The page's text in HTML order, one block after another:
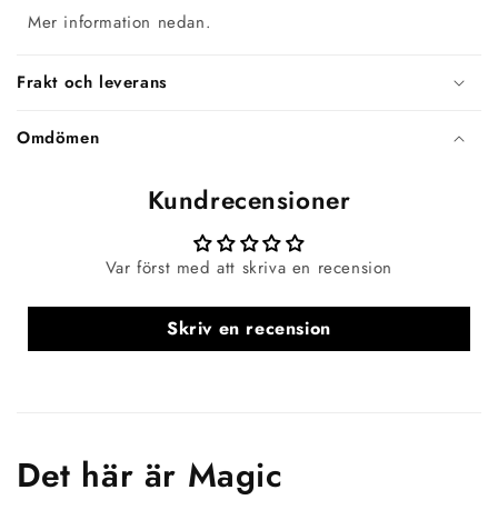
Mer information nedan.
Frakt och leverans
Omdömen
Kundrecensioner
Var först med att skriva en recension
Skriv en recension
Det här är Magic